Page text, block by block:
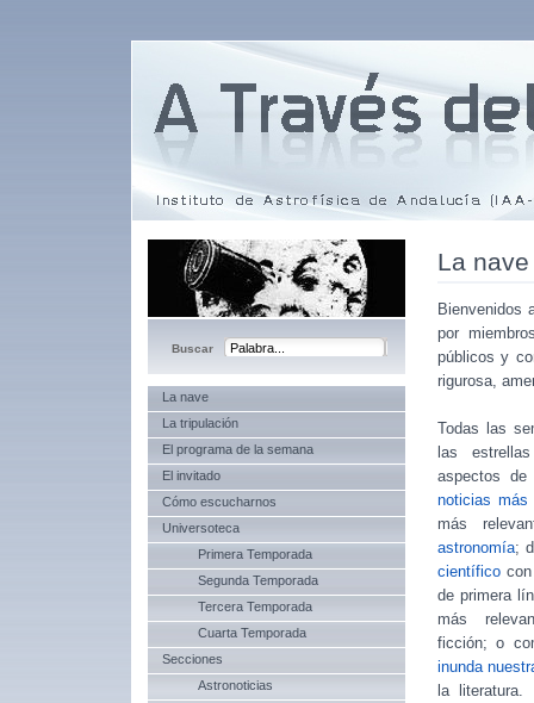
La nave
Bienvenidos
por
públicos y
rigurosa,
Todas las
las
aspectos de
noticias más
más
astronomía;
científicocon
de primera
más
ficción; o
inunda
la literatura.
La nave
La tripulación
El programa de la semana
El invitado
Cómo escucharnos
Universoteca
Primera Temporada
Segunda Temporada
Tercera Temporada
Cuarta Temporada
Secciones
Astronoticias